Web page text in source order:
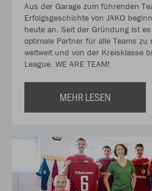
Aus der Garage zum führenden
Erfolgsgeschichte von JAKO
heute an. Seit der Gründung ist
optimale Partner für alle Teams
weltweit und von der Kreisklasse
League. WE ARE TEAM!
MEHR LESEN